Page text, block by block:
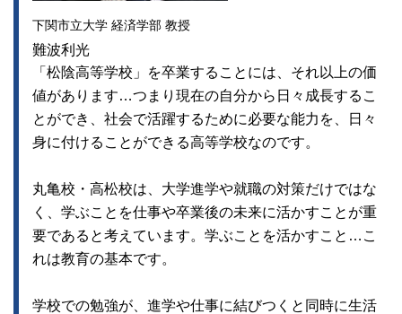
「松陰高等学校」を卒業することには、それ以上の価
値があります…つまり現在の自分から日々成長するこ
とができ、社会で活躍するために必要な能力を、日々
身に付けることができる高等学校なのです。
丸亀校・高松校は、大学進学や就職の対策だけではな
く、学ぶことを仕事や卒業後の未来に活かすことが重
要であると考えています。学ぶことを活かすこと…こ
れは教育の基本です。
学校での勉強が、進学や仕事に結びつくと同時に生活
下関市立大学 経済学部 教授
難波利光